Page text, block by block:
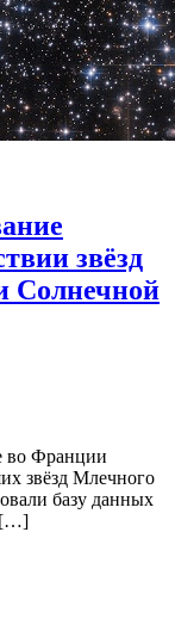
звёзд
Солнечной
во Франции
звёзд Млечного
базу данных
[…]